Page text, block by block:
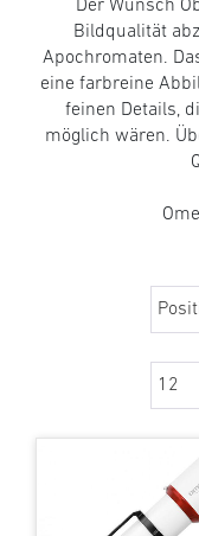
Der Wunsch
Bildqualität
Apochromaten.
eine farbreine
feinen Details,
möglich wären.